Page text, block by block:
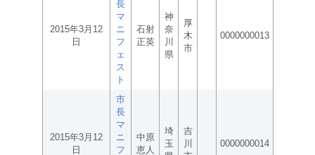
2015年3月12
日
長
マ
ニ
フ
ェ
ス
ト
石射
正英
神
奈
川
県
厚
木
市
0000000013
2015年3月12
日
市
長
マ
ニ
フ
中原
恵人
埼
玉
吉
川
0000000014